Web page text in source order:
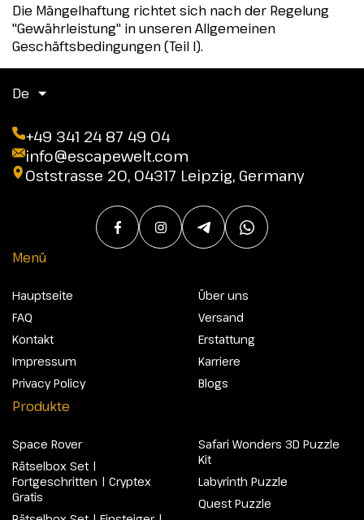
Die Mängelhaftung richtet sich nach der Regelung
"Gewährleistung" in unseren Allgemeinen
Geschäftsbedingungen (Teil I).
De
+49 341 24 87 49 04
info@escapewelt.com
Oststrasse 20, 04317 Leipzig, Germany
Menü
Hauptseite
FAQ
Kontakt
Impressum
Privacy Policy
Über uns
Versand
Erstattung
Karriere
Blogs
Produkte
Space Rover
Rätselbox Set |
Fortgeschritten | Cryptex
Gratis
Safari Wonders 3D Puzzle
Kit
Labyrinth Puzzle
Quest Puzzle